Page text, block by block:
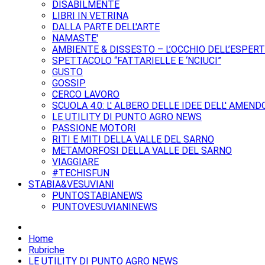
DISABILMENTE
LIBRI IN VETRINA
DALLA PARTE DELL'ARTE
NAMASTE'
AMBIENTE & DISSESTO – L’OCCHIO
SPETTACOLO “FATTARIELLE E ‘NCIUCI”
GUSTO
GOSSIP
CERCO LAVORO
SCUOLA 4.0: L' ALBERO DELLE IDEE DELL'
LE UTILITY DI PUNTO AGRO NEWS
PASSIONE MOTORI
RITI E MITI DELLA VALLE DEL SARNO
METAMORFOSI DELLA VALLE DEL SARNO
VIAGGIARE
#TECHISFUN
STABIA&VESUVIANI
PUNTOSTABIANEWS
PUNTOVESUVIANINEWS
Home
Rubriche
LE UTILITY DI PUNTO AGRO NEWS